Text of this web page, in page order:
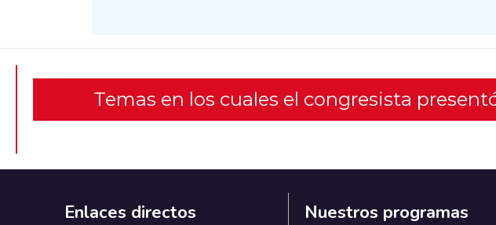
Temas en los cuales el congresista
Enlaces directos Nuestros programas